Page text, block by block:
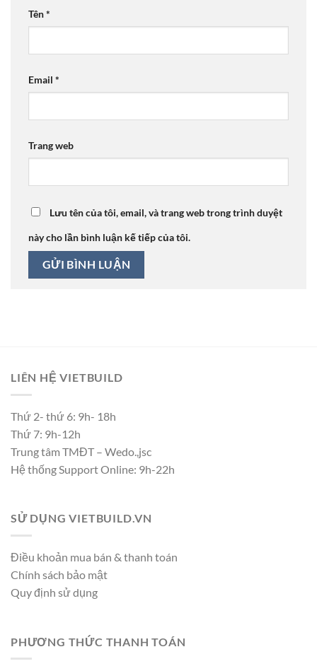
Tên*
Email *
Trang web
Lưu tên của tôi, email, và trang web trong trình duyệt
này cho lần bình luận kế tiếp của tôi.
LIÊN HỆ VIETBUILD
Thứ 2- thứ 6: 9h- 18h
Thứ 7: 9h-12h
Trung tâm TMĐT – Wedo.,jsc
Hệ thống Support Online: 9h-22h
SỬ DỤNG VIETBUILD.VN
Điều khoản mua bán & thanh toán
Chính sách bảo mật
Quy định sử dụng
PHƯƠNG THỨC THANH TOÁN